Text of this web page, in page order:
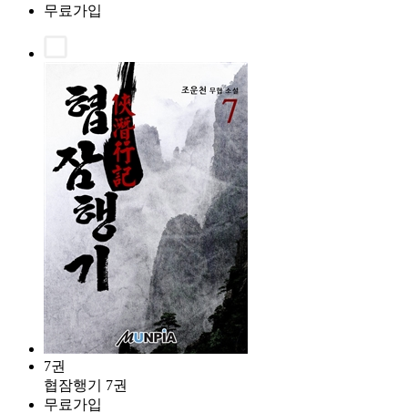
무료가입
7권
협잠행기 7권
무료가입